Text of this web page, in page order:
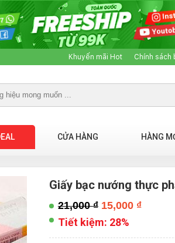
Khuyến mãi Hot Chính sách
CỬA HÀNG HÀNG
Giấy bạc nướng thực
21,000₫15,000 ₫
Tiết kiệm: 28%